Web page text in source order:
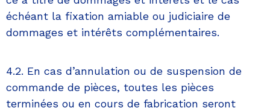
échéant la fixation amiable ou judiciaire de
dommages et intérêts complémentaires.
4.2. En cas d’annulation ou de suspension de
commande de pièces, toutes les pièces
terminées ou en cours de fabrication seront